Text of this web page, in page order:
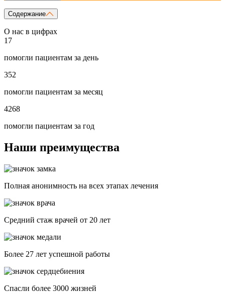
Содержание
О нас в цифрах
17
помогли пациентам за день
352
помогли пациентам за месяц
4268
помогли пациентам за год
Наши преимущества
Полная анонимность на всех этапах лечения
Средний стаж врачей от 20 лет
Более 27 лет успешной работы
Спасли более 3000 жизней